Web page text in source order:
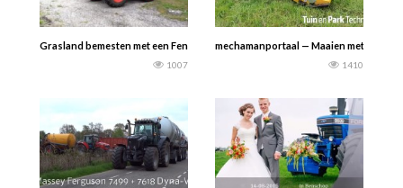
Grasland bemesten met een Fendt 210 Vario TMS en Kirchner mesttank in
1007
mechamanportaal — Maaien met de
1410